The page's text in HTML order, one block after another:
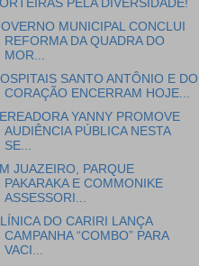
PELA DIVERSIDADE!
MUNICIPAL CONCLUI
REFORMA DA QUADRA DO
MOR...
SANTO ANTÔNIO E DO
CORAÇÃO ENCERRAM HOJE...
YANNY PROMOVE
AUDIÊNCIA PÚBLICA NESTA
SE...
JUAZEIRO, PARQUE
PAKARAKA E COMMONIKE
ASSESSORI...
DO CARIRI LANÇA
CAMPANHA “COMBO” PARA
VACI...